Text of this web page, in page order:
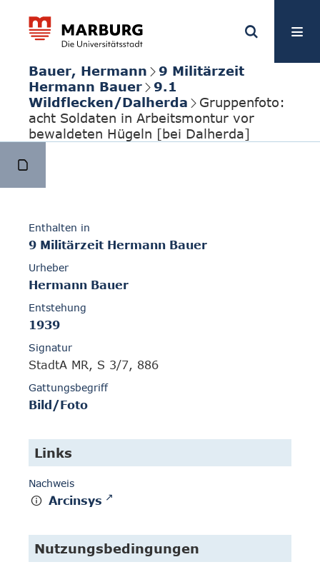
Bauer, Hermann
9 Militärzeit
Hermann Bauer
9.1
Wildflecken/Dalherda
Gruppenfoto:
acht Soldaten in Arbeitsmontur vor
bewaldeten Hügeln [bei Dalherda]
Enthalten in
9 Militärzeit Hermann Bauer
Urheber
Hermann Bauer
Entstehung
1939
Signatur
StadtA MR, S 3/7, 886
Gattungsbegriff
Bild/Foto
Links
Nachweis
Arcinsys
Nutzungsbedingungen